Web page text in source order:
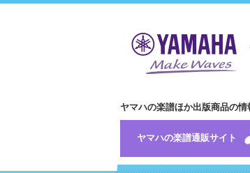
ヤマハの楽譜ほか出版商品の情
ヤマハの楽譜通販サイト